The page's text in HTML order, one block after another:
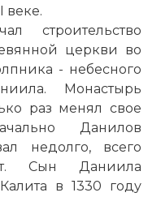
веке.
строительство
церкви во
- небесного
Монастырь
раз менял свое
Данилов
недолго, всего
Сын Даниила
в 1330 году